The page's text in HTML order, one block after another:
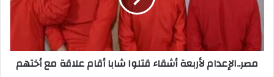
مصر..الإعدام لأربعة أشقاء قتلوا شابا أقام علاقة مع أختهم